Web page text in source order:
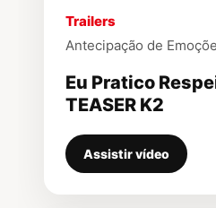
▶
Trailers
Antecipação de
Eu Pratico
TEASER K2
Assistir vídeo